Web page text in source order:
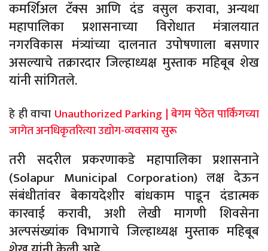
कमर्शिअल टॅक्स आणि दंड वसुल करावा, अन्यथा
महापालिका प्रशासनाच्या विरोधात मंत्रालयात
नगरविकास मंत्र्यांच्या दालनात उपोषणाला बसणार
असल्याचे तक्रारदार जिल्हाध्यक्ष मुस्ताक महिबूब शेख
यांनी सांगितले.
हे ही वाचा Unauthorized Parking | बेगम पेठेत पार्किंगच्या
जागेत अनधिकृतरित्या उद्योग-व्यवसाय सुरू
तरी सदरील प्रकरणाकडे महापालिका प्रशासनाने
(Solapur Municipal Corporation) लक्ष देऊन
संबंधीतांवर बेकायदेशीर बांधकाम पाडून दंडात्मक
कारवाई करावी, अशी लेखी मागणी शिवसेना
अल्पसंख्यांक विभागाचे जिल्हाध्यक्ष मुस्ताक महिबूब